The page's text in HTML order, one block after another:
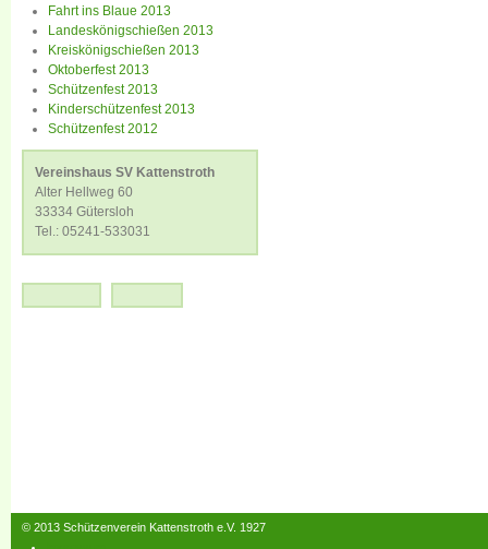
Fahrt ins Blaue 2013
Landeskönigschießen 2013
Kreiskönigschießen 2013
Oktoberfest 2013
Schützenfest 2013
Kinderschützenfest 2013
Schützenfest 2012
Vereinshaus SV Kattenstroth
Alter Hellweg 60
33334 Gütersloh
Tel.: 05241-533031
© 2013 Schützenverein Kattenstroth e.V. 1927